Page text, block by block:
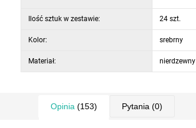
Ilość sztuk w zestawie: 24 szt.
Kolor: srebrny
Materiał: nierdzewny
Opinia (153) Pytania (0)